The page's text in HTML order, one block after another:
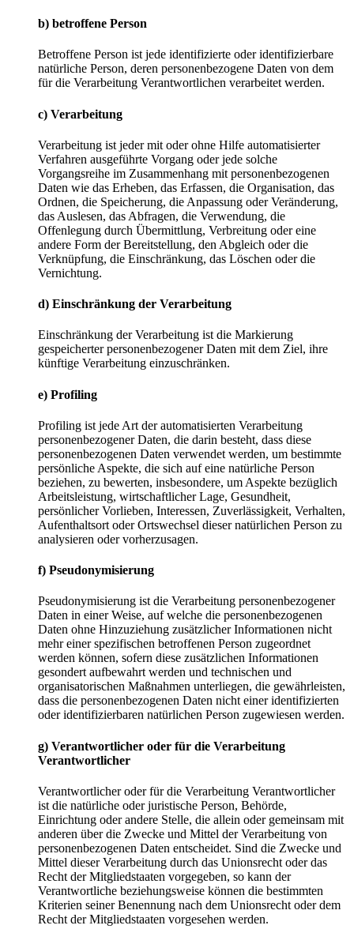
b) betroffene Person
Betroffene Person ist jede identifizierte oder identifizierbare
natürliche Person, deren personenbezogene Daten von dem
für die Verarbeitung Verantwortlichen verarbeitet werden.
c) Verarbeitung
Verarbeitung ist jeder mit oder ohne Hilfe automatisierter
Verfahren ausgeführte Vorgang oder jede solche
Vorgangsreihe im Zusammenhang mit personenbezogenen
Daten wie das Erheben, das Erfassen, die Organisation, das
Ordnen, die Speicherung, die Anpassung oder Veränderung,
das Auslesen, das Abfragen, die Verwendung, die
Offenlegung durch Übermittlung, Verbreitung oder eine
andere Form der Bereitstellung, den Abgleich oder die
Verknüpfung, die Einschränkung, das Löschen oder die
Vernichtung.
d) Einschränkung der Verarbeitung
Einschränkung der Verarbeitung ist die Markierung
gespeicherter personenbezogener Daten mit dem Ziel, ihre
künftige Verarbeitung einzuschränken.
e) Profiling
Profiling ist jede Art der automatisierten Verarbeitung
personenbezogener Daten, die darin besteht, dass diese
personenbezogenen Daten verwendet werden, um bestimmte
persönliche Aspekte, die sich auf eine natürliche Person
beziehen, zu bewerten, insbesondere, um Aspekte bezüglich
Arbeitsleistung, wirtschaftlicher Lage, Gesundheit,
persönlicher Vorlieben, Interessen, Zuverlässigkeit, Verhalten,
Aufenthaltsort oder Ortswechsel dieser natürlichen Person zu
analysieren oder vorherzusagen.
f) Pseudonymisierung
Pseudonymisierung ist die Verarbeitung personenbezogener
Daten in einer Weise, auf welche die personenbezogenen
Daten ohne Hinzuziehung zusätzlicher Informationen nicht
mehr einer spezifischen betroffenen Person zugeordnet
werden können, sofern diese zusätzlichen Informationen
gesondert aufbewahrt werden und technischen und
organisatorischen Maßnahmen unterliegen, die gewährleisten,
dass die personenbezogenen Daten nicht einer identifizierten
oder identifizierbaren natürlichen Person zugewiesen werden.
g) Verantwortlicher oder für die Verarbeitung
Verantwortlicher
Verantwortlicher oder für die Verarbeitung Verantwortlicher
ist die natürliche oder juristische Person, Behörde,
Einrichtung oder andere Stelle, die allein oder gemeinsam mit
anderen über die Zwecke und Mittel der Verarbeitung von
personenbezogenen Daten entscheidet. Sind die Zwecke und
Mittel dieser Verarbeitung durch das Unionsrecht oder das
Recht der Mitgliedstaaten vorgegeben, so kann der
Verantwortliche beziehungsweise können die bestimmten
Kriterien seiner Benennung nach dem Unionsrecht oder dem
Recht der Mitgliedstaaten vorgesehen werden.